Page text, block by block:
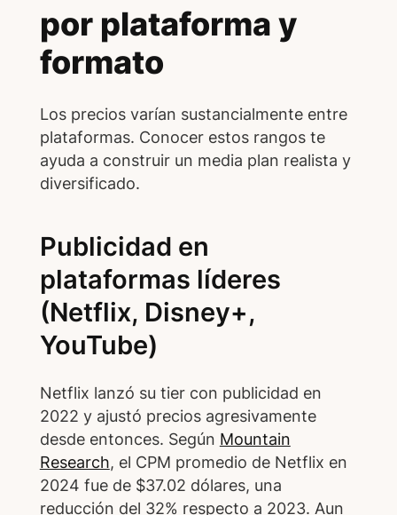
por plataforma y
formato
Los precios varían sustancialmente entre
plataformas. Conocer estos rangos te
ayuda a construir un media plan realista y
diversificado.
Publicidad en
plataformas líderes
(Netflix, Disney+,
YouTube)
Netflix lanzó su tier con publicidad en
2022 y ajustó precios agresivamente
desde entonces. Según Mountain
Research, el CPM promedio de Netflix en
2024 fue de $37.02 dólares, una
reducción del 32% respecto a 2023. Aun